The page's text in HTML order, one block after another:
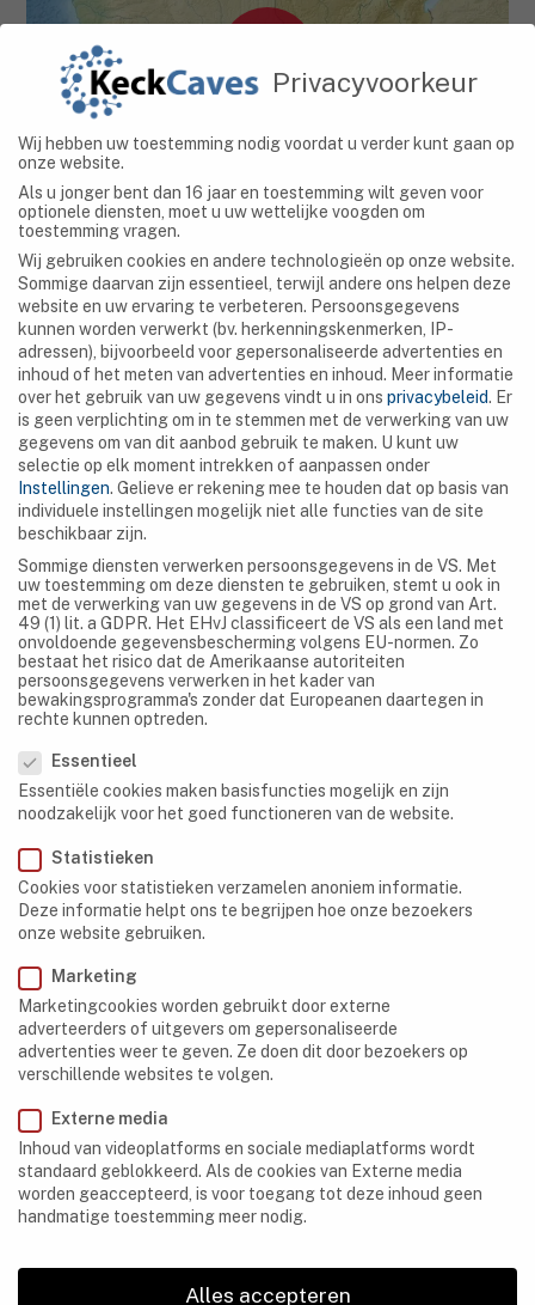
2022
Matupi Cave – De grot in de
Democratische Republiek Congo
Democratische Republiek Congo
Matupi Cave is een grot in de Matupi heuvels van het
Mount Hoyo massief, een van de heuvels van het Ituri
regenwoud, Democratische Republiek Congo. Matupi
betekent ‘de regengod’ en Matupi Hill, of Matopi Hill,
heeft een groot aantal watervallen, vandaar Matupi
Cave. Het heeft een speciale betekenis voor de
plaatselijke bevolking, omdat zij geloven […]
SEARCH
NAVIGATION
Algerije
Botswana
Democratische Republiek Congo
Egypte
Ethiopië
Kenia
Lesotho
Privacyvoorkeur
Wij hebben uw toestemming nodig voordat u verder kunt gaan op
onze website.
Als u jonger bent dan 16 jaar en toestemming wilt geven voor
optionele diensten, moet u uw wettelijke voogden om
toestemming vragen.
Wij gebruiken cookies en andere technologieën op onze website.
Sommige daarvan zijn essentieel, terwijl andere ons helpen deze
website en uw ervaring te verbeteren. Persoonsgegevens
kunnen worden verwerkt (bv. herkenningskenmerken, IP-
adressen), bijvoorbeeld voor gepersonaliseerde advertenties en
inhoud of het meten van advertenties en inhoud. Meer informatie
over het gebruik van uw gegevens vindt u in ons privacybeleid. Er
is geen verplichting om in te stemmen met de verwerking van uw
gegevens om van dit aanbod gebruik te maken. U kunt uw
selectie op elk moment intrekken of aanpassen onder
Instellingen. Gelieve er rekening mee te houden dat op basis van
individuele instellingen mogelijk niet alle functies van de site
beschikbaar zijn.
Sommige diensten verwerken persoonsgegevens in de VS. Met
uw toestemming om deze diensten te gebruiken, stemt u ook in
met de verwerking van uw gegevens in de VS op grond van Art.
49 (1) lit. a GDPR. Het EHvJ classificeert de VS als een land met
onvoldoende gegevensbescherming volgens EU-normen. Zo
bestaat het risico dat de Amerikaanse autoriteiten
persoonsgegevens verwerken in het kader van
bewakingsprogramma's zonder dat Europeanen daartegen in
rechte kunnen optreden.
Essentieel
Essentiële cookies maken basisfuncties mogelijk en zijn
noodzakelijk voor het goed functioneren van de website.
Statistieken
Cookies voor statistieken verzamelen anoniem informatie.
Deze informatie helpt ons te begrijpen hoe onze bezoekers
onze website gebruiken.
Marketing
Marketingcookies worden gebruikt door externe
adverteerders of uitgevers om gepersonaliseerde
advertenties weer te geven. Ze doen dit door bezoekers op
verschillende websites te volgen.
Externe media
Inhoud van videoplatforms en sociale mediaplatforms wordt
standaard geblokkeerd. Als de cookies van Externe media
worden geaccepteerd, is voor toegang tot deze inhoud geen
handmatige toestemming meer nodig.
Alles accepteren